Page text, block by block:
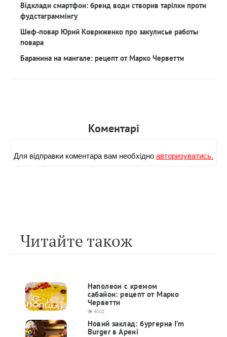
Відклади смартфон: бренд води створив тарілки проти
фудстаграммінгу
Шеф-повар Юрий Ковриженко про закулисье работы
повара
Баранина на мангале: рецепт от Марко Черветти
Коментарi
Для вiдправки коментара вам необхiдноавторизуватись.
Читайте також
Наполеон с кремом
сабайон: рецепт от Марко
Черветти
4002
Новий заклад: бургерна I’m
Burger в Арені